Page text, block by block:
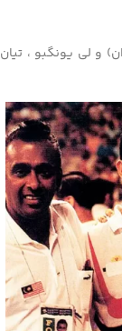
و لی یونگبو ، تیان